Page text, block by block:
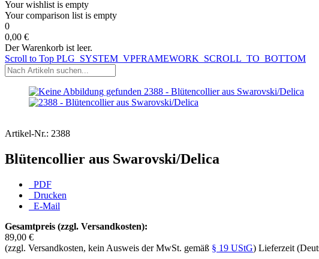
Your wishlist is empty
Your comparison list is empty
0
0,00 €
Der Warenkorb ist leer.
Scroll to Top PLG_SYSTEM_VPFRAMEWORK_SCROLL_TO_BOTTOM
Artikel-Nr.: 2388
Blütencollier aus Swarovski/Delica
PDF
Drucken
E-Mail
Gesamtpreis (zzgl. Versandkosten):
89,00 €
(zzgl. Versandkosten, kein Ausweis der MwSt. gemäß § 19 UStG) Lieferzeit